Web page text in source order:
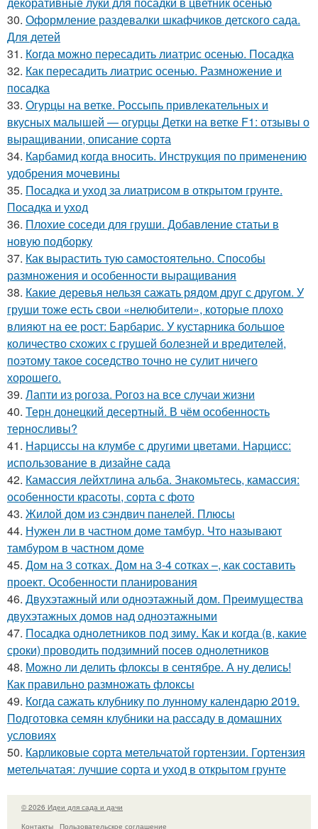
30. Оформление раздевалки шкафчиков детского сада.
Для детей
31. Когда можно пересадить лиатрис осенью. Посадка
32. Как пересадить лиатрис осенью. Размножение и
посадка
33. Огурцы на ветке. Россыпь привлекательных и
вкусных малышей — огурцы Детки на ветке F1: отзывы о
выращивании, описание сорта
34. Карбамид когда вносить. Инструкция по применению
удобрения мочевины
35. Посадка и уход за лиатрисом в открытом грунте.
Посадка и уход
36. Плохие соседи для груши. Добавление статьи в
новую подборку
37. Как вырастить тую самостоятельно. Способы
размножения и особенности выращивания
38. Какие деревья нельзя сажать рядом друг с другом. У
груши тоже есть свои «нелюбители», которые плохо
влияют на ее рост: Барбарис. У кустарника большое
количество схожих с грушей болезней и вредителей,
поэтому такое соседство точно не сулит ничего
хорошего.
39. Лапти из рогоза. Рогоз на все случаи жизни
40. Терн донецкий десертный. В чём особенность
терносливы?
41. Нарциссы на клумбе с другими цветами. Нарцисс:
использование в дизайне сада
42. Камассия лейхтлина альба. Знакомьтесь, камассия:
особенности красоты, сорта с фото
43. Жилой дом из сэндвич панелей. Плюсы
44. Нужен ли в частном доме тамбур. Что называют
тамбуром в частном доме
45. Дом на 3 сотках. Дом на 3-4 сотках –, как составить
проект. Особенности планирования
46. Двухэтажный или одноэтажный дом. Преимущества
двухэтажных домов над одноэтажными
47. Посадка однолетников под зиму. Как и когда (в, какие
сроки) проводить подзимний посев однолетников
48. Можно ли делить флоксы в сентябре. А ну делись!
Как правильно размножать флоксы
49. Когда сажать клубнику по лунному календарю 2019.
Подготовка семян клубники на рассаду в домашних
условиях
50. Карликовые сорта метельчатой гортензии. Гортензия
метельчатая: лучшие сорта и уход в открытом грунте
© 2026 Идеи для сада и дачи
Контакты
Пользовательское соглашение